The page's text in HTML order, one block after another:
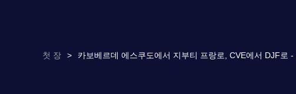
첫 장 > 카보베르데 에스쿠도에서 지부티 프랑로, CVE에서 DJF로 -